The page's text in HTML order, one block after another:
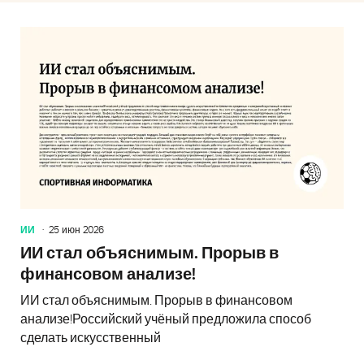
ИИ 25 июн 2026
ИИ стал объяснимым. Прорыв в
финансовом анализе!
ИИ стал объяснимым. Прорыв в финансовом
анализе!Российский учёный предложила способ
сделать искусственный